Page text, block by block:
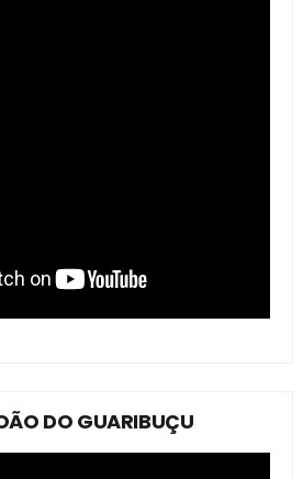
DO GUARIBUÇU